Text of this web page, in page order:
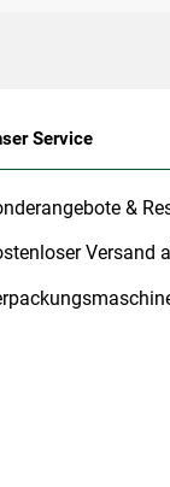
Service
&
Versand